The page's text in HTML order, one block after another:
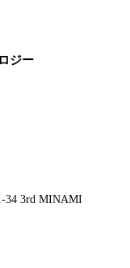
ジー
34 3rd MINAMI